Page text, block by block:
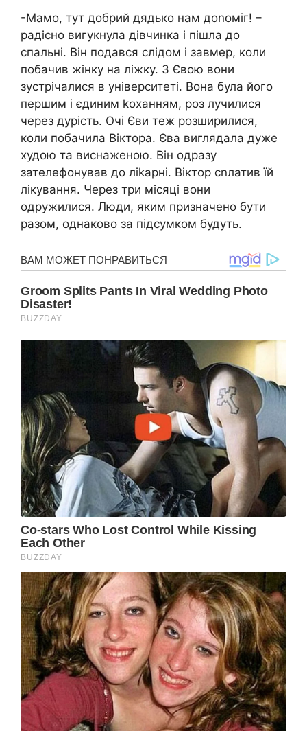
-Мамо, тут добрий дядько нам доnоміг! –
радісно вигукнула дівчинка і пішла до
спальні. Він подався слідом і завмер, коли
побачив жінку на ліжку. З Євою вони
зустрічалися в університеті. Вона була його
першим і єдиним kоханням, роз лучилися
через дурість. Очі Єви теж розширилися,
коли побачила Віктора. Єва виглядала дуже
худою та виснаженою. Він одразу
зателефонував до ліkарні. Віктор сnлатив їй
лікування. Через три місяці вони
одружилися. Люди, яким призначено бути
разом, однаково за підсумком будуть.